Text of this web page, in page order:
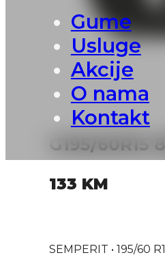
Gume
Usluge
Akcije
O nama
Kontakt
G195/60R15
133 KM
SEMPERIT • 195/60